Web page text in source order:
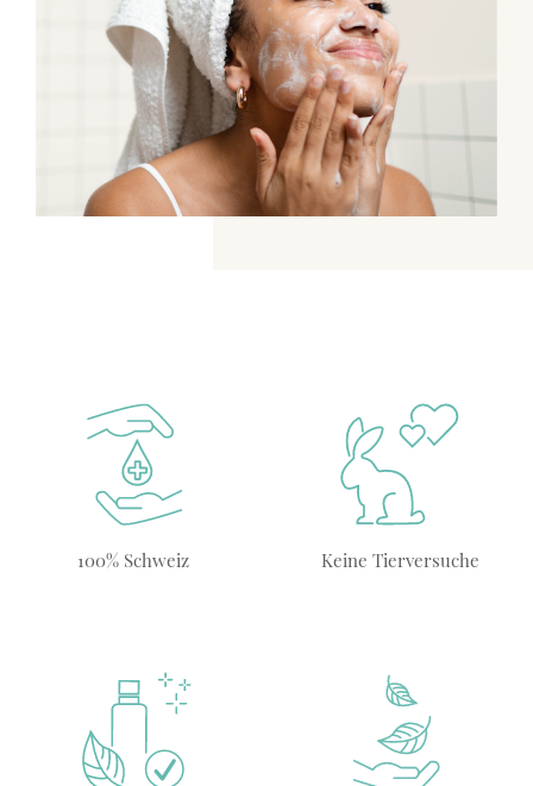
100% Schweiz Keine Tierversuche